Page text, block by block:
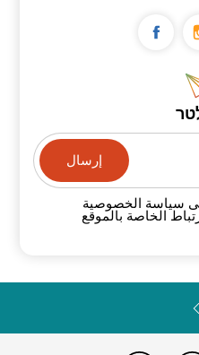
سياسة الخصوصية
الخاصة بالموقع